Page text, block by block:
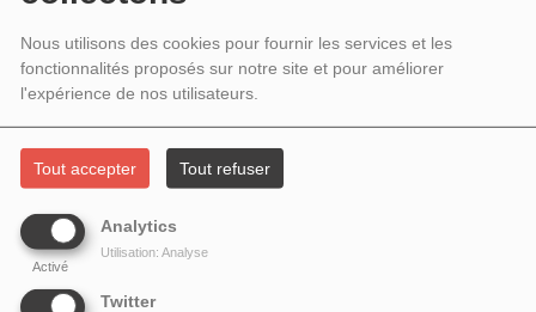
Nous utilisons des cookies pour fournir les services et les
fonctionnalités proposés sur notre site et pour améliorer
l'expérience de nos utilisateurs.
Tout accepter Tout refuser
Analytics
Activé
Utilisation: Analyse
Twitter
BEATMAKER JAMES DELLECK
REVIENT SUR SON PARCOURS !